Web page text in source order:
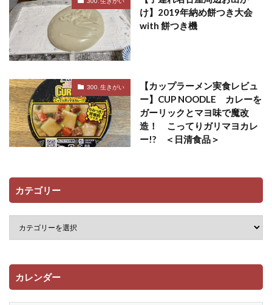
け】2019年納め餅つき大会
with 餅つき機
300. 生きがい
【カップラーメン実食レビュ
ー】CUP NOODLE カレーを
ガーリックとマヨ味で魔改
造！ こってりガリマヨカレ
ー!? ＜日清食品＞
カテゴリー
カレンダー